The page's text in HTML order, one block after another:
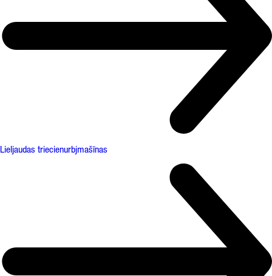
Lieljaudas triecienurbjmašīnas